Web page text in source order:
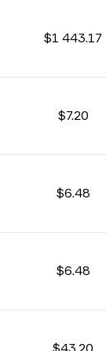
$1 443.17
$7.20
$6.48
$6.48
$43.20